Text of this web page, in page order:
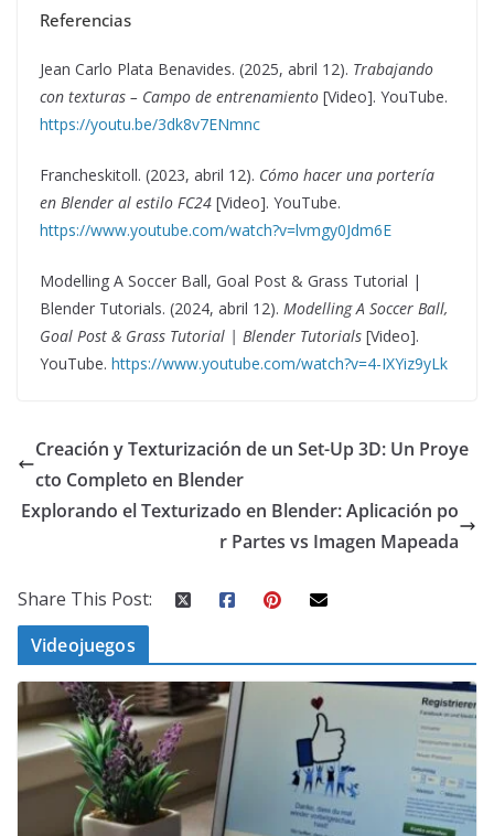
Referencias
Jean Carlo Plata Benavides. (2025, abril 12). Trabajando
con texturas – Campo de entrenamiento [Video]. YouTube.
https://youtu.be/3dk8v7ENmnc
Francheskitoll. (2023, abril 12). Cómo hacer una portería
en Blender al estilo FC24 [Video]. YouTube.
https://www.youtube.com/watch?v=lvmgy0Jdm6E
Modelling A Soccer Ball, Goal Post & Grass Tutorial |
Blender Tutorials. (2024, abril 12). Modelling A Soccer Ball,
Goal Post & Grass Tutorial | Blender Tutorials [Video].
YouTube. https://www.youtube.com/watch?v=4-IXYiz9yLk
Creación y Texturización de un Set-Up 3D: Un Proye
cto Completo en Blender
Explorando el Texturizado en Blender: Aplicación po
r Partes vs Imagen Mapeada
Share This Post:
Videojuegos